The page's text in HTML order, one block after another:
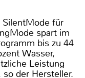
SilentMode für
spart im
bis zu 44
Wasser,
Leistung
der Hersteller.